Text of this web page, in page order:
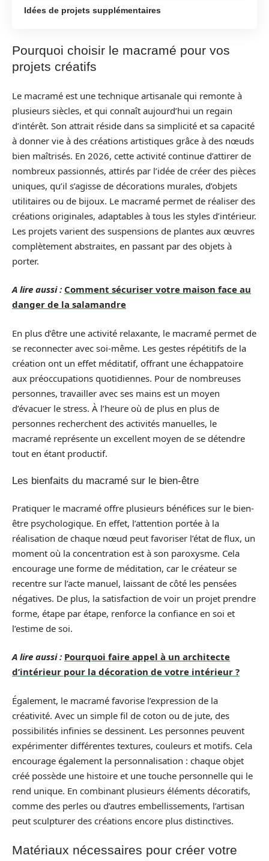
Idées de projets supplémentaires
Pourquoi choisir le macramé pour vos
projets créatifs
Le macramé est une technique artisanale qui remonte à
plusieurs siècles, et qui connaît aujourd’hui un regain
d’intérêt. Son attrait réside dans sa simplicité et sa capacité
à donner vie à des créations artistiques grâce à des nœuds
bien maîtrisés. En 2026, cette activité continue d’attirer de
nombreux passionnés, attirés par l’idée de créer des pièces
uniques, qu’il s’agisse de décorations murales, d’objets
utilitaires ou de bijoux. Le macramé permet de réaliser des
créations originales, adaptables à tous les styles d’intérieur.
Les projets varient des suspensions de plantes aux œuvres
complètement abstraites, en passant par des objets à
porter.
A lire aussi : Comment sécuriser votre maison face au
danger de la salamandre
En plus d’être une activité relaxante, le macramé permet de
se reconnecter avec soi-même. Les gestes répétitifs de la
création ont un effet méditatif, offrant une échappatoire
aux préoccupations quotidiennes. Pour de nombreuses
personnes, travailler avec ses mains est un moyen
d’évacuer le stress. À l’heure où de plus en plus de
personnes recherchent des activités manuelles, le
macramé représente un excellent moyen de se détendre
tout en étant productif.
Les bienfaits du macramé sur le bien-être
Pratiquer le macramé offre plusieurs bénéfices sur le bien-
être psychologique. En effet, l’attention portée à la
réalisation de chaque nœud peut favoriser l’état de flux, un
moment où la concentration est à son paroxysme. Cela
encourage une forme de méditation, car le créateur se
recentre sur l’acte manuel, laissant de côté les pensées
négatives. De plus, la satisfaction de voir un projet prendre
forme, étape par étape, renforce la confiance en soi et
l’estime de soi.
A lire aussi : Pourquoi faire appel à un architecte
d’intérieur pour la décoration de votre intérieur ?
Également, le macramé favorise l’expression de la
créativité. Avec un simple fil de coton ou de jute, des
possibilités infinies se dessinent. Les personnes peuvent
expérimenter différentes textures, couleurs et motifs. Cela
encourage également la personnalisation : chaque objet
créé possède une histoire et une touche personnelle qui le
rend unique. En combinant plusieurs éléments décoratifs,
comme des perles ou d’autres embellissements, l’artisan
peut sculpturer des créations encore plus distinctives.
Matériaux nécessaires pour créer votre